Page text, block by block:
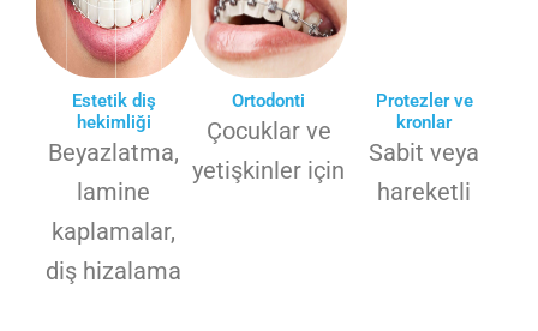
Estetik diş
hekimliği
Beyazlatma,
lamine
kaplamalar,
diş hizalama
Ortodonti
Çocuklar ve
yetişkinler için
Protezler ve
kronlar
Sabit veya
hareketli